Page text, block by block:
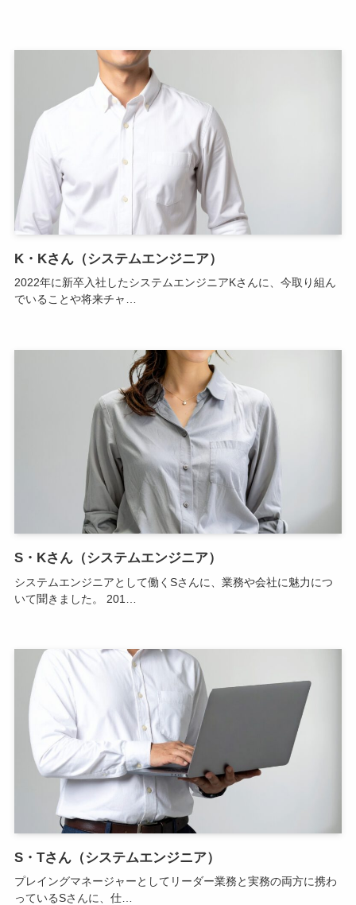
K・Kさん（システムエンジニア）
2022年に新卒入社したシステムエンジニアKさんに、今取り組ん
でいることや将来チャ…
S・Kさん（システムエンジニア）
システムエンジニアとして働くSさんに、業務や会社に魅力につ
いて聞きました。 201…
S・Tさん（システムエンジニア）
プレイングマネージャーとしてリーダー業務と実務の両方に携わ
っているSさんに、仕…